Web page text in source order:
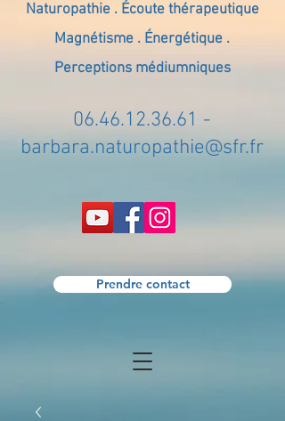
Naturopathie . Écoute thérapeutique
Magnétisme . Énergétique .
Perceptions médiumniques
06.46.12.36.61 -
barbara.naturopathie@sfr.fr
Prendre contact